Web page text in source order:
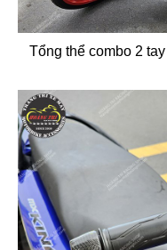
Tổng thể combo 2